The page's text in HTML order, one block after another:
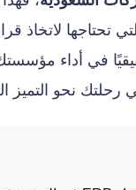
التي تحتاجها
في أداء
رحلتك نحو التميز